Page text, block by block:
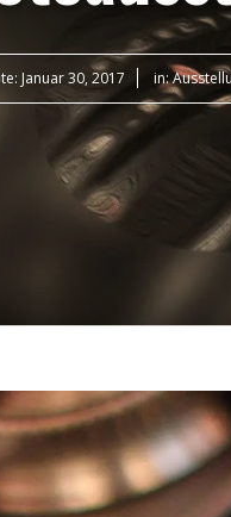
Januar 30, 2017 in: